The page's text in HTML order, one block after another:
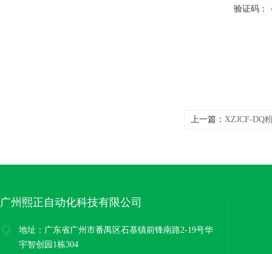
验证码：
上一篇： XZJCF-DQ
广州熙正自动化科技有限公司
地址：广东省广州市番禺区石基镇前锋南路2-19号华
宇智创园1栋304